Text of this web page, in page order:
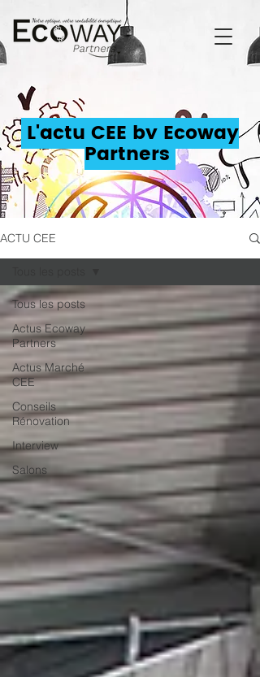
L'actu CEE by Ecoway
Partners
ACTU CEE
Tous les posts
Actus Ecoway
Partners
Actus Marché
CEE
Conseils
Rénovation
Interview
Salons